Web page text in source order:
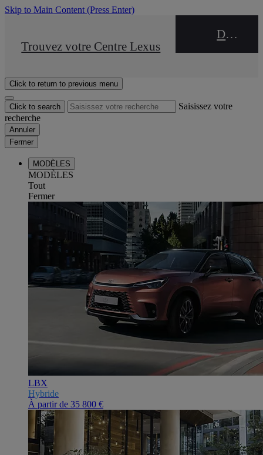
Skip to Main Content (Press Enter)
STOP DRIVE Takata
Trouvez votre Centre Lexus
DEALER NAME
Click to return to previous menu
Click to search
Saisissez votre
recherche
Annuler
Fermer
MODÈLES
MODÈLES
Tout
Fermer
LBX
Hybride
À partir de 35 800 €